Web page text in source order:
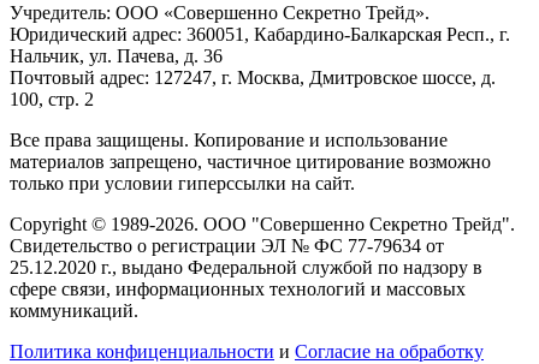
Учредитель: ООО «Совершенно Секретно Трейд».
Юридический адрес: 360051, Кабардино-Балкарская Респ., г.
Нальчик, ул. Пачева, д. 36
Почтовый адрес: 127247, г. Москва, Дмитровское шоссе, д.
100, стр. 2
Все права защищены. Копирование и использование
материалов запрещено, частичное цитирование возможно
только при условии гиперссылки на сайт.
Copyright © 1989-2026. ООО "Совершенно Секретно Трейд".
Свидетельство о регистрации ЭЛ № ФС 77-79634 от
25.12.2020 г., выдано Федеральной службой по надзору в
сфере связи, информационных технологий и массовых
коммуникаций.
Политика конфиценциальности и Согласие на обработку